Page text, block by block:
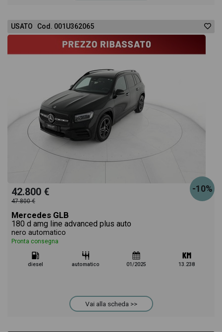
GLB 200 d Sport Plus auto troverai anche il listino
prezzi, eventuale offerta e rata consigliata per
l'acquisto del veicolo.
USATO Cod. 001U362065
-10%
42.800 €
47.800 €
Mercedes GLB
180 d amg line advanced plus auto
nero automatico
Pronta consegna
diesel automatico 01/2025 13.238
Vai alla scheda >>